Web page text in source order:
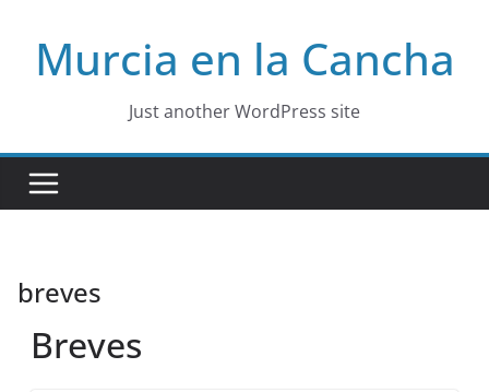
contentMurcia en la Cancha
Just another WordPress site
breves
Breves